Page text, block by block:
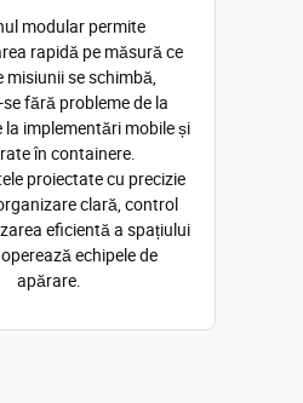
modular permite
rapidă pe măsură ce
misiunii se schimbă,
fără probleme de la
la implementări mobile și
în containere.
proiectate cu precizie
clară, control
eficientă a spațiului
echipele de
apărare.